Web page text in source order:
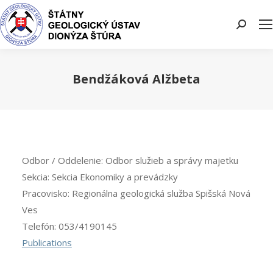
Search:
Bendžáková Alžbeta
Odbor / Oddelenie: Odbor služieb a správy majetku
Sekcia: Sekcia Ekonomiky a prevádzky
Pracovisko: Regionálna geologická služba Spišská Nová
Ves
Telefón: 053/4190145
Publications